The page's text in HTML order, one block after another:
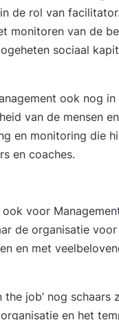
de rol van
monitoren van de
sociaal
ook nog
van de mensen
en monitoring die
en coaches.
voor
de organisatie
en met
job’ nog
en het